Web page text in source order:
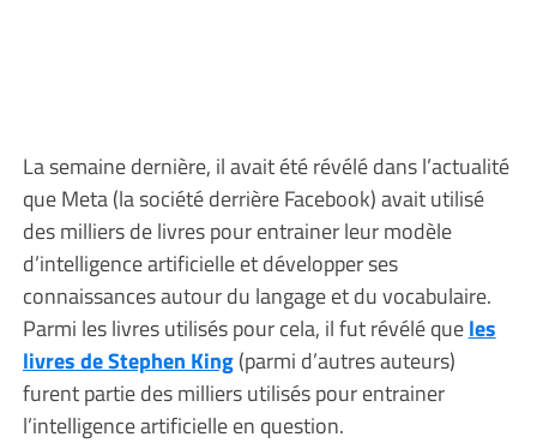
La semaine dernière, il avait été révélé dans l’actualité
que Meta (la société derrière Facebook) avait utilisé
des milliers de livres pour entrainer leur modèle
d’intelligence artificielle et développer ses
connaissances autour du langage et du vocabulaire.
Parmi les livres utilisés pour cela, il fut révélé queles
livres de Stephen King(parmi d’autres auteurs)
furent partie des milliers utilisés pour entrainer
l’intelligence artificielle en question.